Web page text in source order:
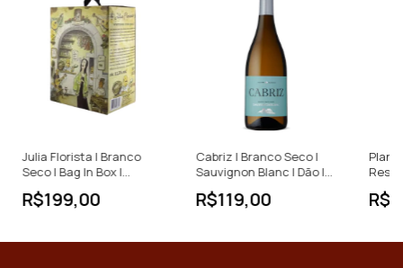
Julia Florista | Branco
Seco | Bag In Box |
Portugal | 5lts
R$199,00
Cabriz | Branco Seco |
Sauvignon Blanc | Dão |
Portugal | 750ml
R$119,00